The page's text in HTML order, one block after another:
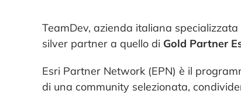
TeamDev, azienda italiana
silver partner a quello di Gold Partner
Esri Partner Network (EPN) è il
di una community selezionata,